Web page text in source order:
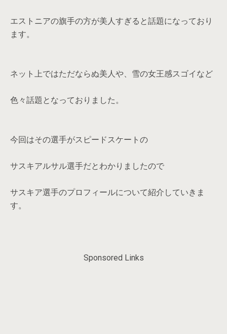
エストニアの旗手の方が美人すぎると話題になっており
ます。
ネット上ではただならぬ美人や、雪の女王感スゴイなど
色々話題となっておりました。
今回はその選手がスピードスケートの
サスキアルサル選手だとわかりましたので
サスキア選手のプロフィールについて紹介していきま
す。
Sponsored Links